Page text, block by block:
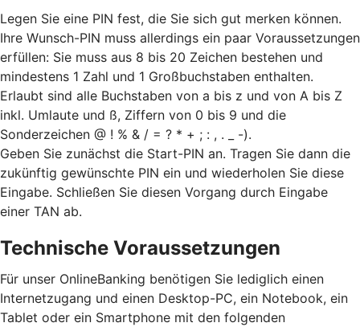
Legen Sie eine PIN fest, die Sie sich gut merken können.
Ihre Wunsch-PIN muss allerdings ein paar Voraussetzungen
erfüllen: Sie muss aus 8 bis 20 Zeichen bestehen und
mindestens 1 Zahl und 1 Großbuchstaben enthalten.
Erlaubt sind alle Buchstaben von a bis z und von A bis Z
inkl. Umlaute und ß, Ziffern von 0 bis 9 und die
Sonderzeichen @ ! % & / = ? * + ; : , . _ -).
Geben Sie zunächst die Start-PIN an. Tragen Sie dann die
zukünftig gewünschte PIN ein und wiederholen Sie diese
Eingabe. Schließen Sie diesen Vorgang durch Eingabe
einer TAN ab.
Technische Voraussetzungen
Für unser OnlineBanking benötigen Sie lediglich einen
Internetzugang und einen Desktop-PC, ein Notebook, ein
Tablet oder ein Smartphone mit den folgenden